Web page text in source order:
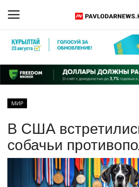
Главная
ПАВЛОДАРСКАЯ ОБЛАСТЬ
КАЗАХСТАН
МИР
В США
собачьи